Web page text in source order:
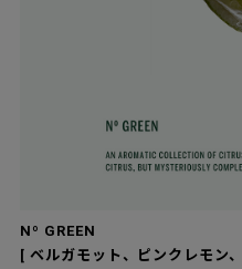
Nº GREEN
[ ベルガモット、ピンクレモン